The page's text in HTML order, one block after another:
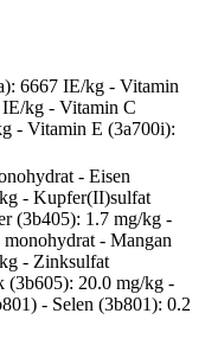
6667 IE/kg - Vitamin
kg - Vitamin C
- Vitamin E (3a700i):
- Eisen
- Kupfer(II)sulfat
(3b405): 1.7 mg/kg -
- Mangan
- Zinksulfat
(3b605): 20.0 mg/kg -
- Selen (3b801): 0.2